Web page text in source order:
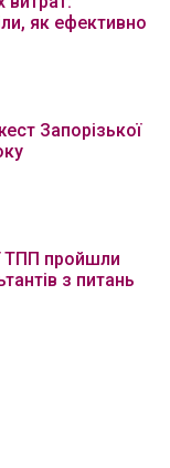
як ефективно
Запорізької
ТПП пройшли
з питань